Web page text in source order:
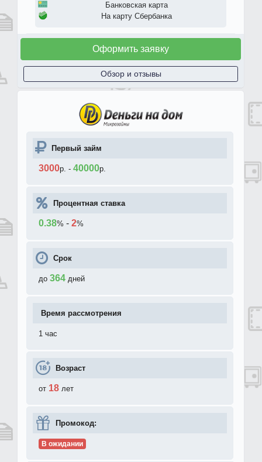
Банковская карта
На карту Сбербанка
Оформить заявку
Обзор и отзывы
Первый займ
3000р. - 40000р.
Процентная ставка
0.38% - 2%
Срок
до 364 дней
Время рассмотрения
1 час
Возраст
от 18 лет
Промокод:
В ожидании